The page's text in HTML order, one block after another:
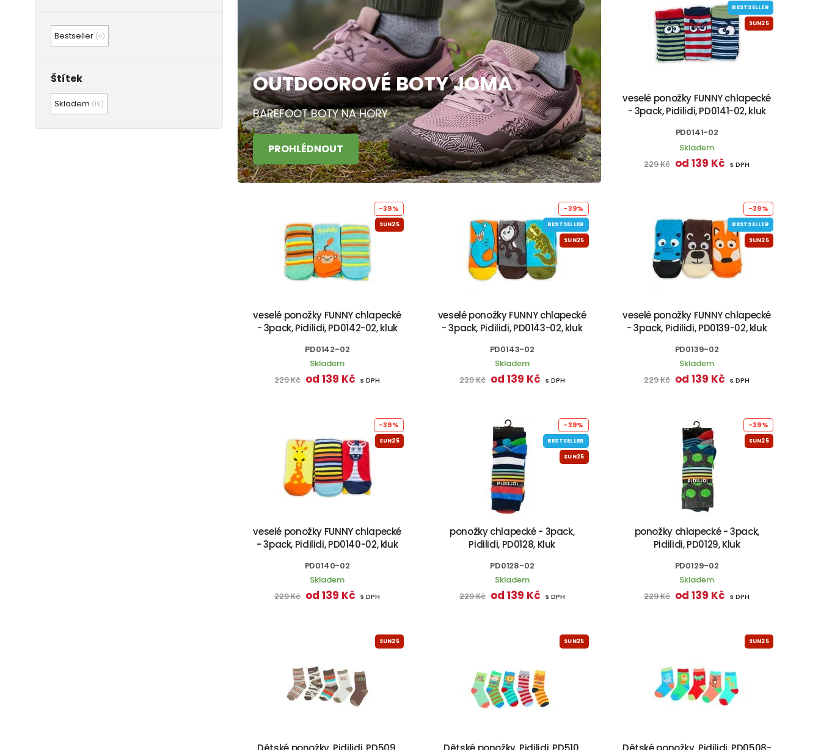
Bestseller (4)
Štítek
Skladem (19)
OUTDOOROVÉ BOTY JOMA
BAREFOOT BOTY NA HORY
PROHLÉDNOUT
BESTSELLER
SUN25
veselé ponožky FUNNY chlapecké
- 3pack, Pidilidi, PD0141-02, kluk
PD0141-02
Skladem
229 Kč od 139 Kč s DPH
-39%
SUN25
veselé ponožky FUNNY chlapecké
- 3pack, Pidilidi, PD0142-02, kluk
PD0142-02
Skladem
229 Kč od 139 Kč s DPH
-39%
BESTSELLER
SUN25
veselé ponožky FUNNY chlapecké
- 3pack, Pidilidi, PD0143-02, kluk
PD0143-02
Skladem
229 Kč od 139 Kč s DPH
-39%
BESTSELLER
SUN25
veselé ponožky FUNNY chlapecké
- 3pack, Pidilidi, PD0139-02, kluk
PD0139-02
Skladem
229 Kč od 139 Kč s DPH
-39%
SUN25
veselé ponožky FUNNY chlapecké
- 3pack, Pidilidi, PD0140-02, kluk
PD0140-02
Skladem
229 Kč od 139 Kč s DPH
-39%
BESTSELLER
SUN25
ponožky chlapecké - 3pack,
Pidilidi, PD0128, Kluk
PD0128-02
Skladem
229 Kč od 139 Kč s DPH
-39%
SUN25
ponožky chlapecké - 3pack,
Pidilidi, PD0129, Kluk
PD0129-02
Skladem
229 Kč od 139 Kč s DPH
SUN25 SUN25 SUN25